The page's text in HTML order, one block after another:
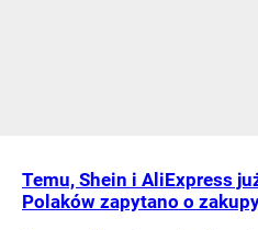
Temu, Shein i AliExpress
Polaków zapytano o